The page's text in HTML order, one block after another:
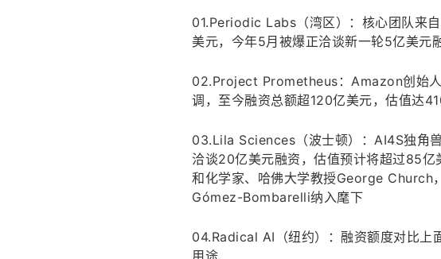
01.Periodic Labs（湾区）：核心团队来
美元，今年5月被爆正洽谈新一轮5亿美元
02.Project Prometheus：Amazon创始
调，至今融资总额超120亿美元，估值达
03.Lila Sciences（波士顿）：AI4S独角
洽谈20亿美元融资，估值预计将超过85
和化学家、哈佛大学教授George Church
Gómez-Bombarelli纳入麾下
04.Radical AI（纽约）：融资额度对比上